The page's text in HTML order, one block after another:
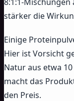
stärker die
Einige
Hier ist Vorsicht
Natur aus etwa
macht das
den Preis.